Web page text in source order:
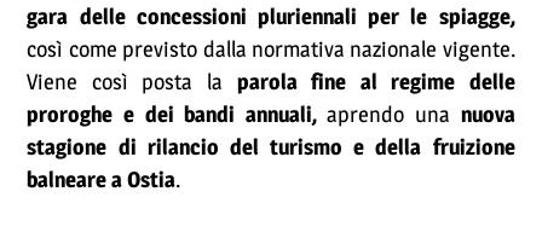
gara delle concessioni pluriennali per le spiagge,
così come previsto dalla normativa nazionale vigente.
Viene così posta la parola fine al regime delle
proroghe e dei bandi annuali,aprendo una nuova
stagione di rilancio del turismo e della fruizione
balneare a Ostia.